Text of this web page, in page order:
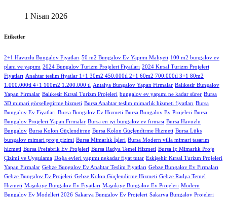
1 Nisan 2026
Etiketler
2+1 Havuzlu Bungalov Fiyatları 50 m2 Bungalov Ev Yapımı Maliyeti 100 m2 bungalov ev
planı ve yapımı 2024 Bungalov Turizm Projeleri Fiyatları 2024 Kırsal Turizm Projeleri
Fiyatları Anahtar teslim fiyatlar 1+1 30m2 450.000tl 2+1 60m2 700.000tl 3+1 80m2
1.000.000tl 4+1 100m2 1.200.000 tl
Antalya Bungalov Yapan Firmalar Balıkesir Bungalov
Yapan Firmalar Balıkesir Kırsal Turizm Projeleri bungalov ev yapımı ne kadar sürer Bursa
3D mimari görselleştirme hizmeti Bursa Anahtar teslim mimarlık hizmeti fiyatları Bursa
Bungalov Ev Fiyatları Bursa Bungalov Ev Hizmeti Bursa Bungalov Ev Projeleri Bursa
Bungalov Projeleri Yapan Firmalar Bursa en iyi bungalov ev firması Bursa Havuzlu
Bungalov Bursa Kolon Güçlendirme Bursa Kolon Güçlendirme Hizmeti Bursa Lüks
bungalov mimari proje çizimi Bursa Mimarlık İşleri Bursa Modern villa mimari tasarım
hizmeti Bursa Prefabrik Ev Projeleri Bursa Radya Temel Hizmeti Bursa İç Mimarlık Proje
Çizimi ve Uygulama Doğa evleri yapımı nekadar fiyat tutar Eskişehir Kırsal Turizm Projeleri
Yapan Firmalar Gebze Bungalov Ev Anahtar Teslim Fiyatları Gebze Bungalov Ev Firmaları
Gebze Bungalov Ev Projeleri Gebze Kolon Güçlendirme Hizmeti Gebze Radya Temel
Hizmeti Maşukiye Bungalov Ev Fiyatları Maşukiye Bungalov Ev Projeleri Modern
Bungalov Ev Modelleri 2026 Sakarya Bungalov Ev Projeleri Sakarya Bungalov Projeleri